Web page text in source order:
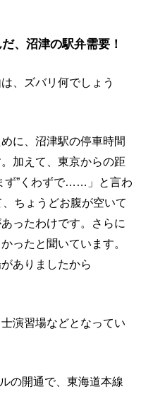
、沼津の駅弁需要！
、ズバリ何でしょう
に、沼津駅の停車時間
加えて、東京からの距
ず”くわずで……」と言わ
ちょうどお腹が空いて
ったわけです。さらに
ったと聞いています。
ありましたから
演習場などとなってい
の開通で、東海道本線